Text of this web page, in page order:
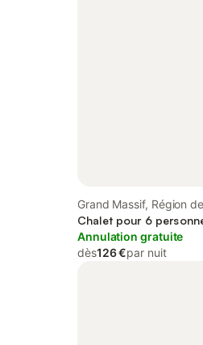
Grand Massif, Région de
Bonneville
Chalet pour 6
Annulation gratuite
dès126 €par nuit